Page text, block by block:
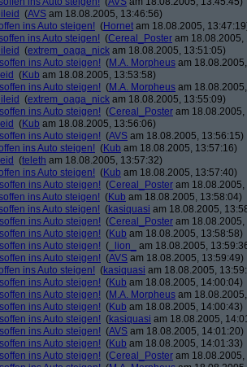
(AVS am 18.08.2005, 13:46:56)
ins Auto steigen! (Hornet am 18.08.2005,
ins Auto steigen! (Cereal_Poster am 18.08.2005,
(extrem_oaga_nick am 18.08.2005, 13:51:05)
ins Auto steigen! (M.A. Morpheus am
(Kub am 18.08.2005, 13:53:58)
ins Auto steigen! (M.A. Morpheus am
(extrem_oaga_nick am 18.08.2005, 13:55:09)
ins Auto steigen! (Cereal_Poster am
(Kub am 18.08.2005, 13:56:06)
ins Auto steigen! (AVS am 18.08.2005, 13:56:15)
ins Auto steigen! (Kub am 18.08.2005, 13:57:16)
(teleth am 18.08.2005, 13:57:32)
ins Auto steigen! (Kub am 18.08.2005, 13:57:40)
ins Auto steigen! (Cereal_Poster am
ins Auto steigen! (Kub am 18.08.2005, 13:58:04)
ins Auto steigen! (kasiquasi am 18.08.2005,
ins Auto steigen! (Cereal_Poster am
ins Auto steigen! (Kub am 18.08.2005, 13:58:58)
ins Auto steigen! ( _lion_
am 18.08.2005,
ins Auto steigen! (AVS am 18.08.2005, 13:59:49)
ins Auto steigen! (kasiquasi am 18.08.2005,
ins Auto steigen! (Kub am 18.08.2005, 14:00:04)
ins Auto steigen! (M.A. Morpheus am
ins Auto steigen! (Kub am 18.08.2005, 14:00:43)
ins Auto steigen! (kasiquasi am 18.08.2005,
ins Auto steigen! (AVS am 18.08.2005, 14:01:20)
ins Auto steigen! (Kub am 18.08.2005, 14:01:33)
ins Auto steigen! (Cereal_Poster am